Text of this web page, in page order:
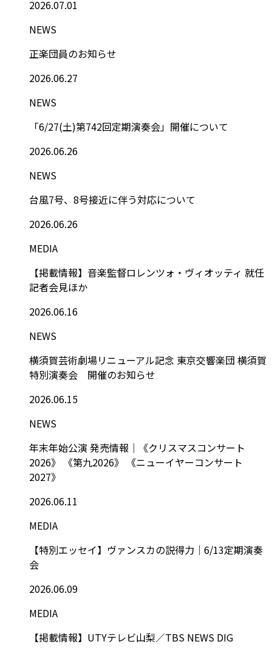
2026.07.01
NEWS
正楽団員のお知らせ
2026.06.27
NEWS
「6/27(土)第742回定期演奏会」開催について
2026.06.26
NEWS
台風7号、8号接近に伴う対応について
2026.06.26
MEDIA
【掲載情報】音楽監督ロレンツォ・ヴィオッティ 就任
記者会見ほか
2026.06.16
NEWS
横須賀芸術劇場リニューアル記念 東京交響楽団 横須賀
特別演奏会 開催のお知らせ
2026.06.15
NEWS
年末年始公演 発売情報｜《クリスマスコンサート
2026》 《第九2026》 《ニューイヤーコンサート
2027》
2026.06.11
MEDIA
【特別エッセイ】ヴァンスカの説得力｜6/13定期演奏
会
2026.06.09
MEDIA
【掲載情報】UTYテレビ山梨／TBS NEWS DIG